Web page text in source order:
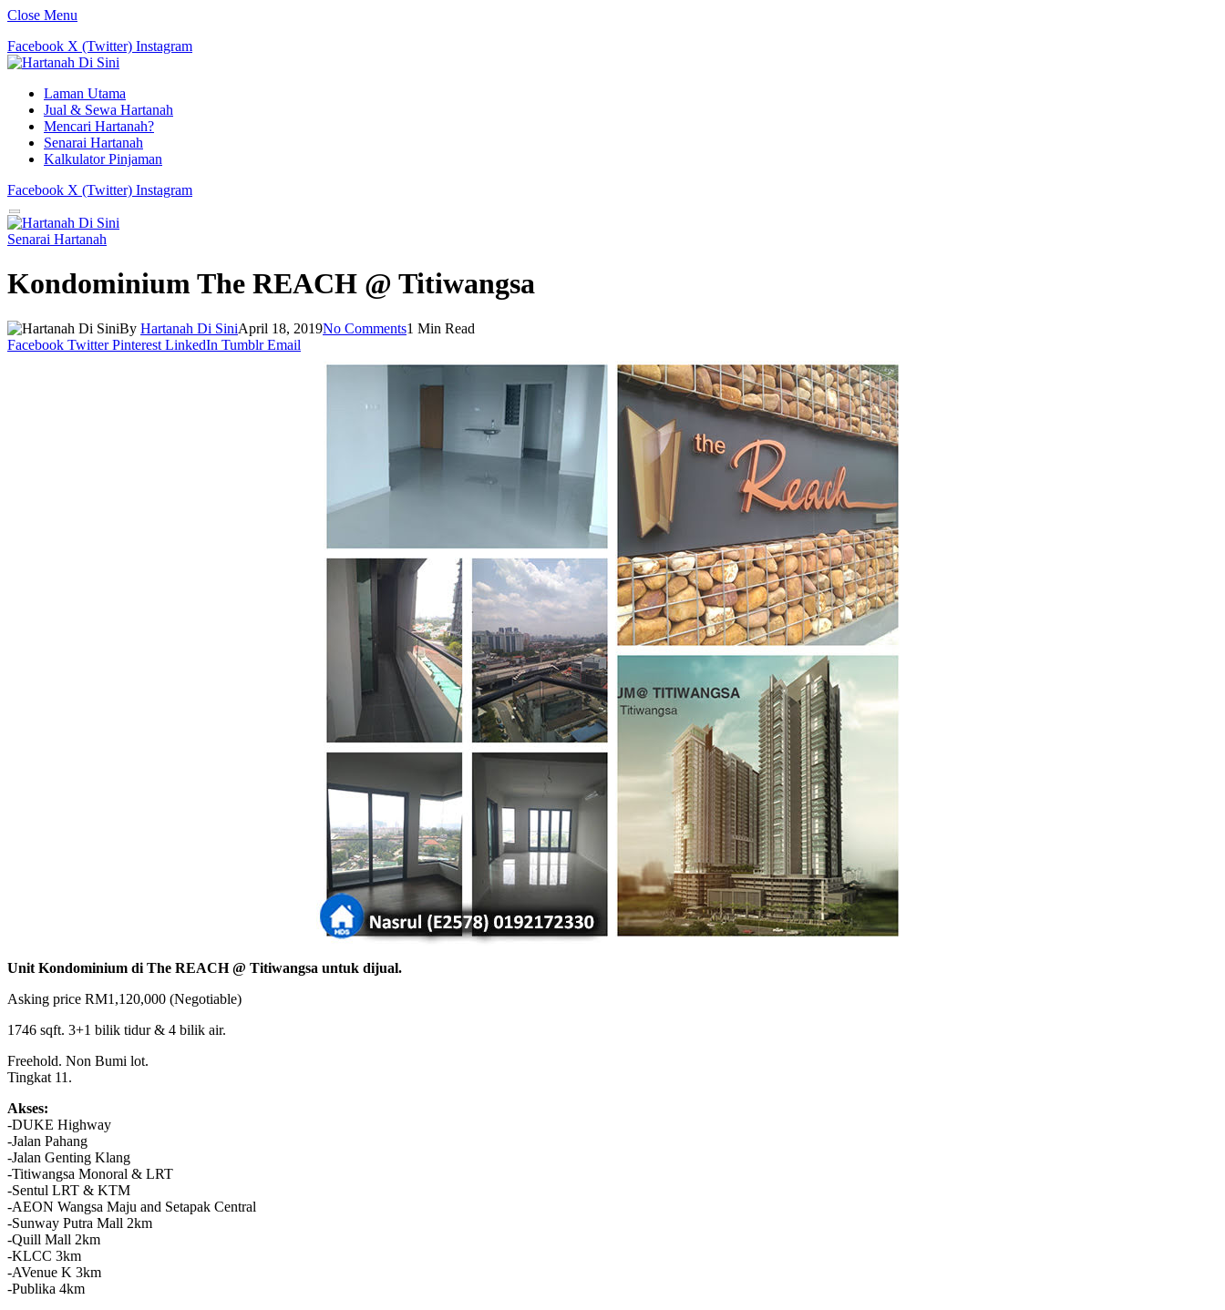
Close Menu
Facebook X (Twitter) Instagram
Laman Utama
Jual & Sewa Hartanah
Mencari Hartanah?
Senarai Hartanah
Kalkulator Pinjaman
Facebook X (Twitter) Instagram
Senarai Hartanah
Kondominium The REACH @ Titiwangsa
By Hartanah Di SiniApril 18, 2019No Comments1 Min Read
Facebook Twitter Pinterest LinkedIn Tumblr Email
Unit Kondominium di The REACH @ Titiwangsa untuk dijual.
Asking price RM1,120,000 (Negotiable)
1746 sqft. 3+1 bilik tidur & 4 bilik air.
Freehold. Non Bumi lot.
Tingkat 11.
Akses:
-DUKE Highway
-Jalan Pahang
-Jalan Genting Klang
-Titiwangsa Monoral & LRT
-Sentul LRT & KTM
-AEON Wangsa Maju and Setapak Central
-Sunway Putra Mall 2km
-Quill Mall 2km
-KLCC 3km
-AVenue K 3km
-Publika 4km